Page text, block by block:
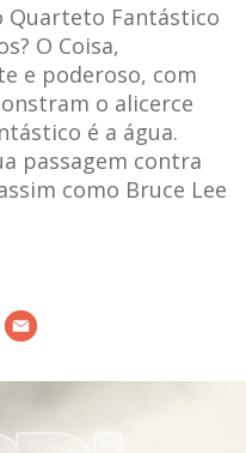
Quarteto Fantástico
O Coisa,
e poderoso, com
o alicerce
é a água.
passagem contra
como Bruce Lee